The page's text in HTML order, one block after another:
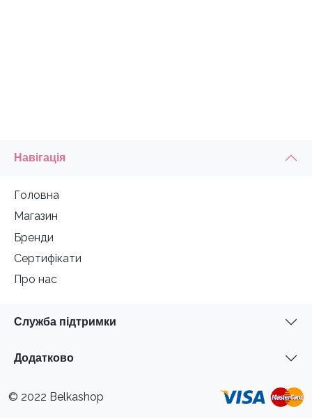
Навігація
Головна
Магазин
Бренди
Сертифікати
Про нас
Служба підтримки
Додатково
© 2022 Belkashop